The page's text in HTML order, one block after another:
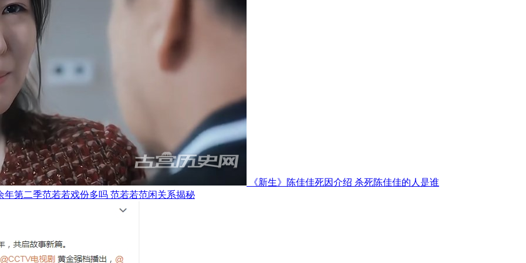
《新生》陈佳佳死因介绍 杀死陈佳佳的人是谁
年第二季范若若戏份多吗 范若若范闲关系揭秘